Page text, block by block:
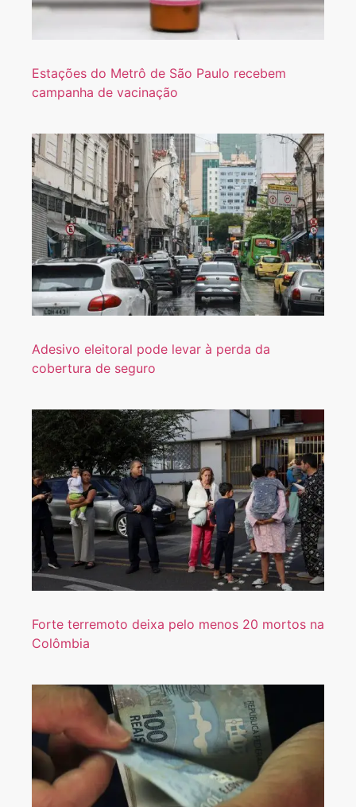
Estações do Metrô de São Paulo recebem
campanha de vacinação
Adesivo eleitoral pode levar à perda da
cobertura de seguro
Forte terremoto deixa pelo menos 20 mortos na
Colômbia